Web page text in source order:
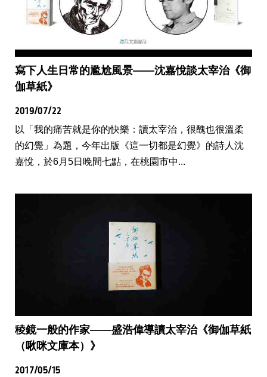
寫下人生日常的尷尬風景——沈嘉悅談太宰治《御
伽草紙》
2019/07/22
以「我的痛苦就是你的快樂：讀太宰治，很醜也很溫柔
的幻覺」為題，今年出版《這一切都是幻覺》的詩人沈
嘉悅，於6月5日晚間七點，在桃園市中...
稜鏡一般的作家——盛浩偉導讀太宰治《御伽草紙
（啾咪文庫本）》
2017/05/15